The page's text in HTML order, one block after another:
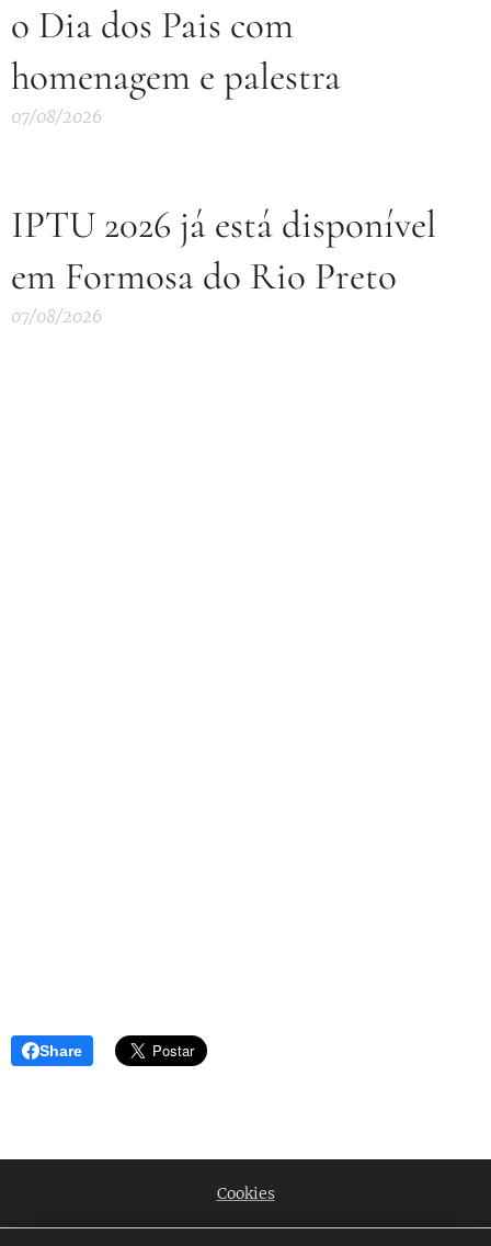
o Dia dos Pais com
homenagem e palestra
07/08/2026
IPTU 2026 já está disponível
em Formosa do Rio Preto
07/08/2026
Share
Cookies